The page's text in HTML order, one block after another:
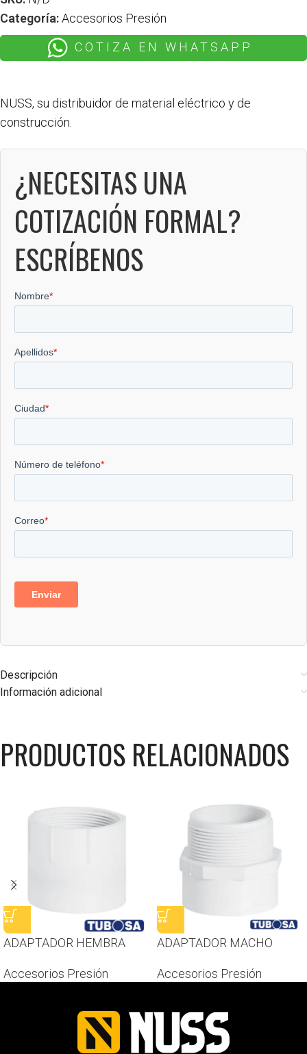
Categoría:Accesorios Presión
COTIZA EN WHATSAPP
NUSS, su distribuidor de material eléctrico y de
construcción.
¿NECESITAS UNA
COTIZACIÓN FORMAL?
ESCRÍBENOS
Descripción
Información adicional
PRODUCTOS RELACIONADOS
ADAPTADOR HEMBRA
Accesorios Presión
ADAPTADOR MACHO
Accesorios Presión